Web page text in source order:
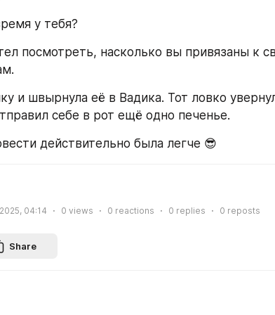
у тебя?
посмотреть, насколько вы привязаны к
и швырнула её в Вадика. Тот ловко
себе в рот ещё одно печенье.
действительно была легче 😎
04:14 0 views 0 reactions 0 replies 0 reposts
Share